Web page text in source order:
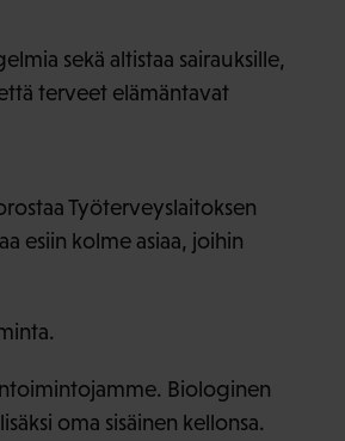
sekä altistaa sairauksille,
terveet elämäntavat
Työterveyslaitoksen
esiin kolme asiaa, joihin
Biologinen
oma sisäinen kellonsa.